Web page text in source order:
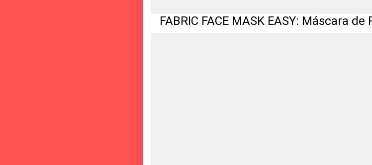
FABRIC FACE MASK EASY: Máscara